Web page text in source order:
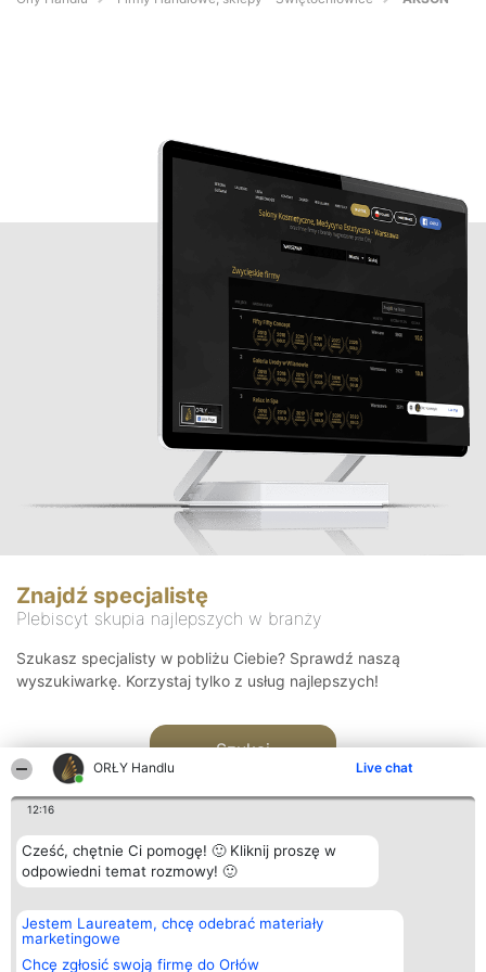
ORŁY Handlu Live chat
12:16
Cześć, chętnie Ci pomogę! 🙂 Kliknij proszę w
odpowiedni temat rozmowy! 🙂
Jestem Laureatem, chcę odebrać materiały
marketingowe
Chcę zgłosić swoją firmę do Orłów
Znajdź specjalistę
Plebiscyt skupia najlepszych w branży
Szukasz specjalisty w pobliżu Ciebie? Sprawdź naszą
wyszukiwarkę. Korzystaj tylko z usług najlepszych!
Szukaj
Organizator plebiscytu
Bright Side Solutions sp. z o.
o. sp. k.
ul. Ruska 22
Plebiscyt
Laureaci
wszystkich
Kontakt
Kontakt